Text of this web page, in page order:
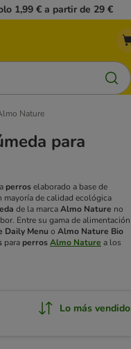
1,99 € a partir de 29 €
Nature
para
perroselaborado a base de
mayoría de calidad ecológica
de la marcaAlmo Nature no
Entre su gama de alimentación
Daily Menu o Almo Nature Bio
para perrosAlmo Nature a los
Lo más vendido